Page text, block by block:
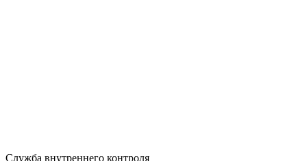
Служба внутреннего контроля